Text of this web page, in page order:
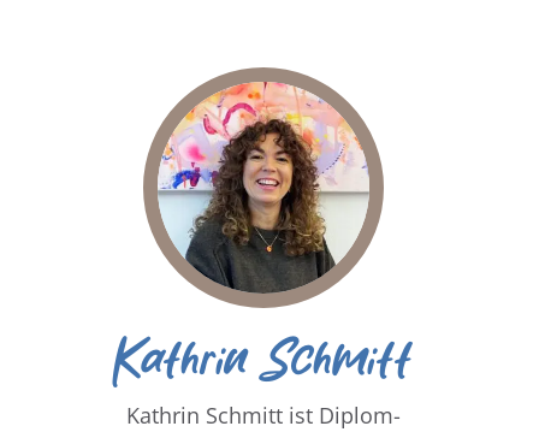
Kathrin Schmitt
Kathrin Schmitt ist Diplom-